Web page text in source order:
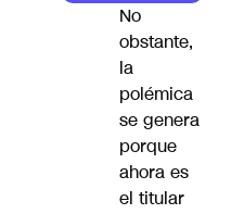
No
obstante,
la
polémica
se genera
porque
ahora es
el titular